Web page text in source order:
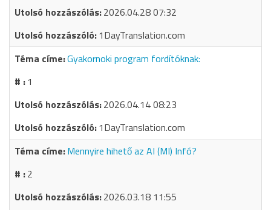
2026.04.28 07:32
1DayTranslation.com
Gyakornoki program fordítóknak:
1
2026.04.14 08:23
1DayTranslation.com
Mennyire hihető az AI (MI) Infó?
2
2026.03.18 11:55